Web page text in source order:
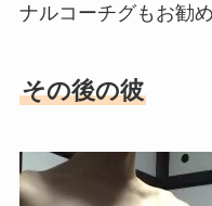
ナルコーチグもお勧
その後の彼